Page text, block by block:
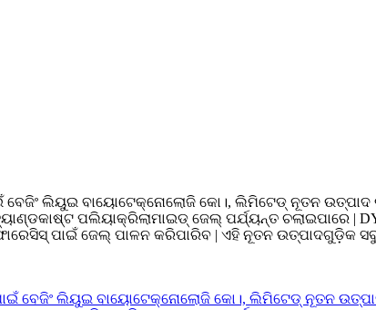
ଲିୟୁଇ ବାୟୋଟେକ୍ନୋଲୋଜି କୋ।, ଲିମିଟେଡ୍ ନୂତନ ଉତ୍ପାଦ
ପଲିୟାକ୍ରିଲାମାଇଡ୍ ଜେଲ୍ ପର୍ଯ୍ୟନ୍ତ ଚଲାଇପାରେ |
ପାଇଁ ଜେଲ୍ ପାଳନ କରିପାରିବ | ଏହି ନୂତନ ଉତ୍ପାଦଗୁଡ଼ିକ ସବୁ